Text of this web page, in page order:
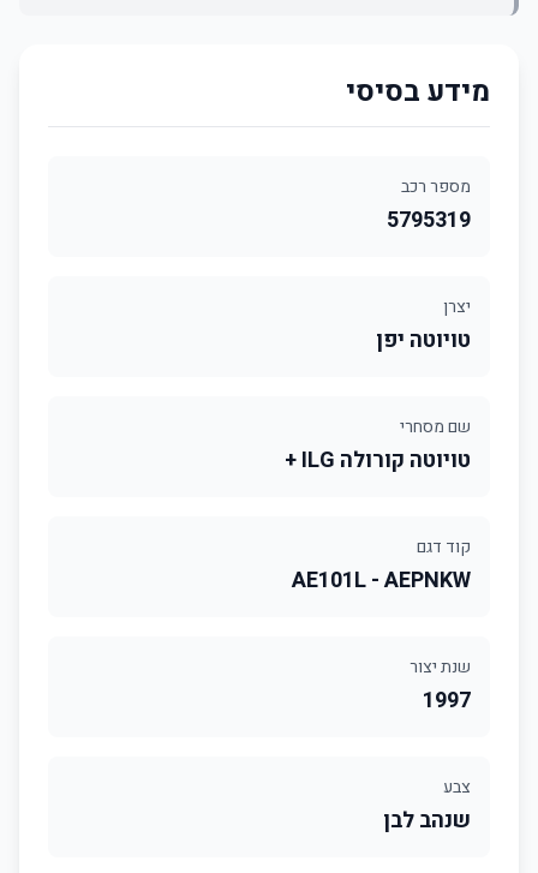
מידע בסיסי
מספר רכב
5795319
יצרן
טויוטה יפן
שם מסחרי
טויוטה קורולה ILG +
קוד דגם
AE101L - AEPNKW
שנת יצור
1997
צבע
שנהב לבן